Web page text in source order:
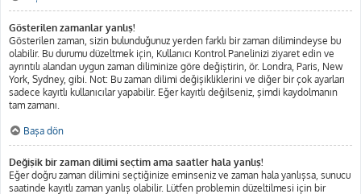
Gösterilen zamanlar yanlış!
Gösterilen zaman, sizin bulunduğunuz yerden farklı bir zaman dilimindeyse bu
olabilir. Bu durumu düzeltmek için, Kullanıcı Kontrol Panelinizi ziyaret edin ve
ayrıntılı alandan uygun zaman diliminize göre değiştirin, ör. Londra, Paris, New
York, Sydney, gibi. Not: Bu zaman dilimi değişikliklerini ve diğer bir çok ayarları
sadece kayıtlı kullanıcılar yapabilir. Eğer kayıtlı değilseniz, şimdi kaydolmanın
tam zamanı.
Başa dön
Değişik bir zaman dilimi seçtim ama saatler hala yanlış!
Eğer doğru zaman dilimini seçtiğinize eminseniz ve zaman hala yanlışsa, sunucu
saatinde kayıtlı zaman yanlış olabilir. Lütfen problemin düzeltilmesi için bir